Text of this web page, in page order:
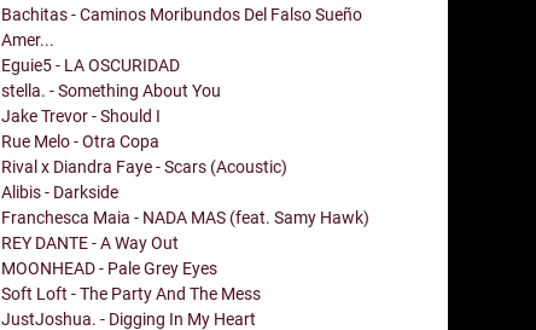
Bachitas - Caminos Moribundos Del Falso Sueño
Amer...
Eguie5 - LA OSCURIDAD
stella. - Something About You
Jake Trevor - Should I
Rue Melo - Otra Copa
Rival x Diandra Faye - Scars (Acoustic)
Alibis - Darkside
Franchesca Maia - NADA MAS (feat. Samy Hawk)
REY DANTE - A Way Out
MOONHEAD - Pale Grey Eyes
Soft Loft - The Party And The Mess
JustJoshua. - Digging In My Heart